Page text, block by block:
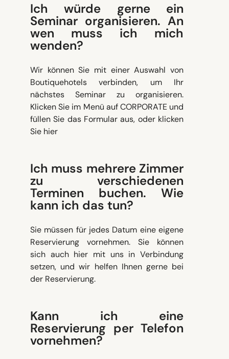
Ich würde gerne ein
Seminar organisieren. An
wen muss ich mich
wenden?
Wir können Sie mit einer Auswahl von
Boutiquehotels verbinden, um Ihr
nächstes Seminar zu organisieren.
Klicken Sie im Menü auf CORPORATE und
füllen Sie das Formular aus, oder klicken
Sie hier
Ich muss mehrere Zimmer
zu verschiedenen
Terminen buchen. Wie
kann ich das tun?
Sie müssen für jedes Datum eine eigene
Reservierung vornehmen. Sie können
sich auch hier mit uns in Verbindung
setzen, und wir helfen Ihnen gerne bei
der Reservierung.
Kann ich eine
Reservierung per Telefon
vornehmen?